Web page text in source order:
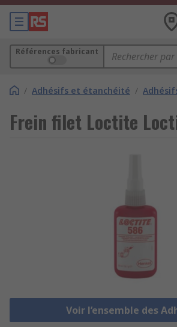
Références fabricant
/ Adhésifs et étanchéité /
Frein filet Loctite
Voir l’ensemble des